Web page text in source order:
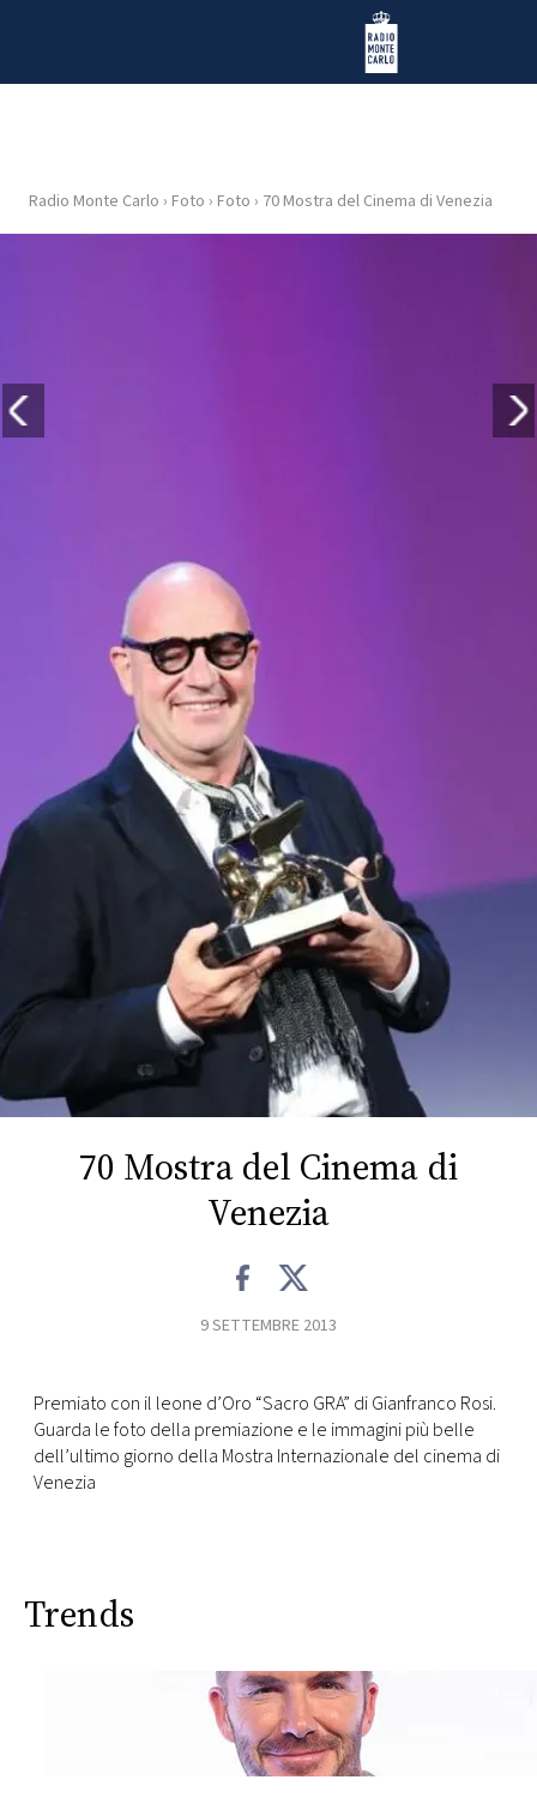
Radio Monte Carlo
HOME
PLAYLIST
CONCORSI
VIDEO
MONACO
CONSIGLIA
Radio Monte Carlo › Foto › Foto › 70 Mostra del Cinema di Venezia
70 Mostra del Cinema di
Venezia
9 SETTEMBRE 2013
Premiato con il leone d’Oro “Sacro GRA” di Gianfranco Rosi.
Guarda le foto della premiazione e le immagini più belle
dell’ultimo giorno della Mostra Internazionale del cinema di
Venezia
Trends